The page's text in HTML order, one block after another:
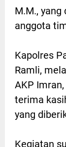
M.M.,
anggota
Kapolres
Ramli,
AKP
terima
yang
Kegiatan